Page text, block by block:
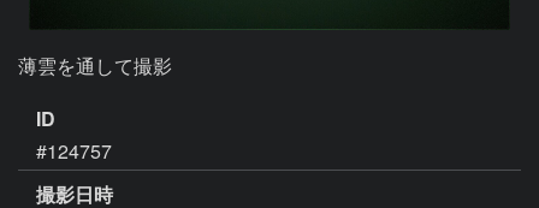
薄雲を通して撮影
ID
#124757
撮影日時